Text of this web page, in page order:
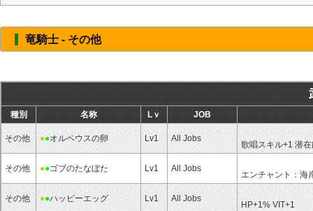
竜騎士 - その他
種別 名称 Lｖ JOB
その他 ●●オルペウスの卵 Lv1 All Jobs
歌唱スキル+1 潜
その他 ●●ゴブのたなぼた Lv1 All Jobs
エンチャント： 海
その他 ●●ハッピーエッグ Lv1 All Jobs
HP+1% VIT+1